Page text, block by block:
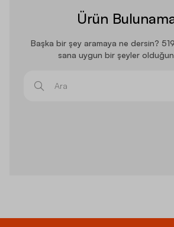
Ürün
Başka bir şey aramaya ne dersin?
sana uygun bir şeyler
Ara